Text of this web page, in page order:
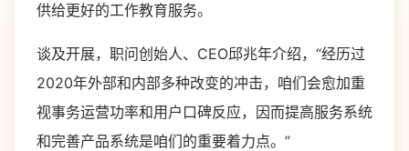
供给更好的工作教育服务。
谈及开展，职问创始人、CEO邱兆年介绍，“经历过
2020年外部和内部多种改变的冲击，咱们会愈加重
视事务运营功率和用户口碑反应，因而提高服务系统
和完善产品系统是咱们的重要着力点。”